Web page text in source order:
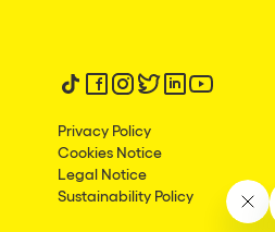
Follow us on tiktok
Follow us on facebook
Follow us on
Follow us on
Follow us on
Follow us
Privacy Policy
Cookies Notice
Legal Notice
Sustainability Policy